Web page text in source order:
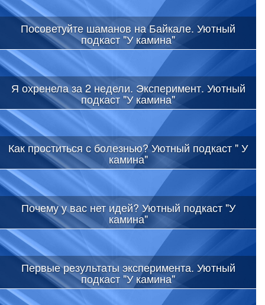
Посоветуйте шаманов на Байкале. Уютный
подкаст "У камина"
Я охренела за 2 недели. Эксперимент. Уютный
подкаст "У камина"
Как проститься с болезнью? Уютный подкаст " У
камина"
Почему у вас нет идей? Уютный подкаст "У
камина"
Первые результаты эксперимента. Уютный
подкаст "У камина"